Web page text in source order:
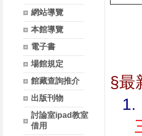
網站導覽
本館導覽
電子書
場館規定
館藏查詢推介
出版刊物
討論室ipad教室
借用
§最
1.